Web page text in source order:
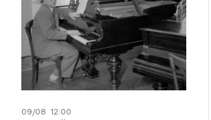
09/08 12:00